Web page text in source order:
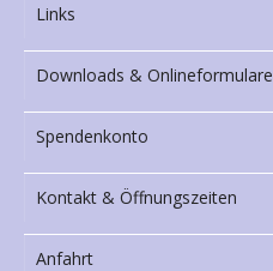
Links
Downloads & Onlineformulare
Spendenkonto
Kontakt & Öffnungszeiten
Anfahrt